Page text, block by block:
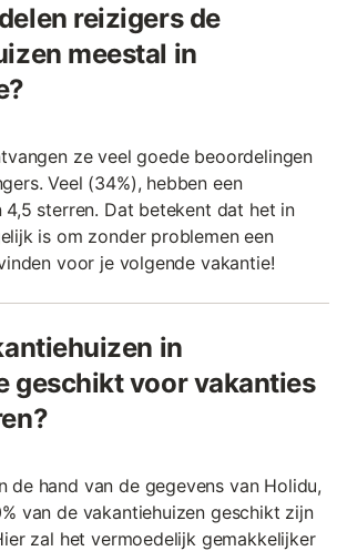
reizigers de
meestal in
ze veel goede beoordelingen
Veel (34%), hebben een
4,5 sterren. Dat betekent dat het in
is om zonder problemen een
voor je volgende vakantie!
in
geschikt voor vakanties
de hand van de gegevens van Holidu,
van de vakantiehuizen geschikt zijn
zal het vermoedelijk gemakkelijker